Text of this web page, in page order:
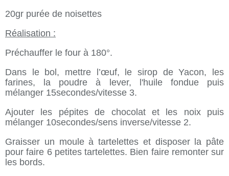
20gr purée de noisettes
Réalisation :
Préchauffer le four à 180°.
Dans le bol, mettre l’œuf, le sirop de Yacon, les
farines, la poudre à lever, l'huile fondue puis
mélanger 15secondes/vitesse 3.
Ajouter les pépites de chocolat et les noix puis
mélanger 10secondes/sens inverse/vitesse 2.
Graisser un moule à tartelettes et disposer la pâte
pour faire 6 petites tartelettes. Bien faire remonter sur
les bords.